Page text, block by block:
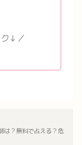
↓／
は？無料で占える？危